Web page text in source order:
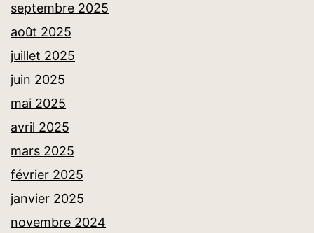
septembre 2025
août 2025
juillet 2025
juin 2025
mai 2025
avril 2025
mars 2025
février 2025
janvier 2025
novembre 2024